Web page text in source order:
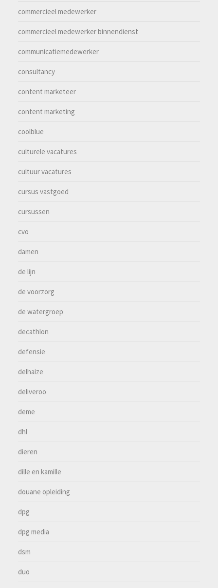
commercieel medewerker
commercieel medewerker binnendienst
communicatiemedewerker
consultancy
content marketeer
content marketing
coolblue
culturele vacatures
cultuur vacatures
cursus vastgoed
cursussen
cvo
damen
de lijn
de voorzorg
de watergroep
decathlon
defensie
delhaize
deliveroo
deme
dhl
dieren
dille en kamille
douane opleiding
dpg
dpg media
dsm
duo